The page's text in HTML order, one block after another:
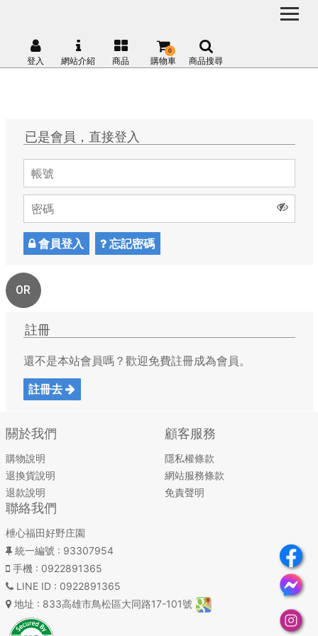
登入 網站介紹 商品 購物車
0
商品搜尋
已是會員，直接登入
會員登入 忘記密碼
OR
註冊
還不是本站會員嗎？歡迎免費註冊成為會員。
註冊去
關於我們
購物說明
退換貨說明
退款說明
顧客服務
隱私權條款
網站服務條款
免責聲明
聯絡我們
枻心福田好野庄園
統一編號 : 93307954
手機 : 0922891365
LINE ID : 0922891365
地址 : 833高雄市鳥松區大同路17-101號